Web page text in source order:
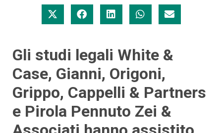
Gli studi legali White &
Case, Gianni, Origoni,
Grippo, Cappelli & Partners
e Pirola Pennuto Zei &